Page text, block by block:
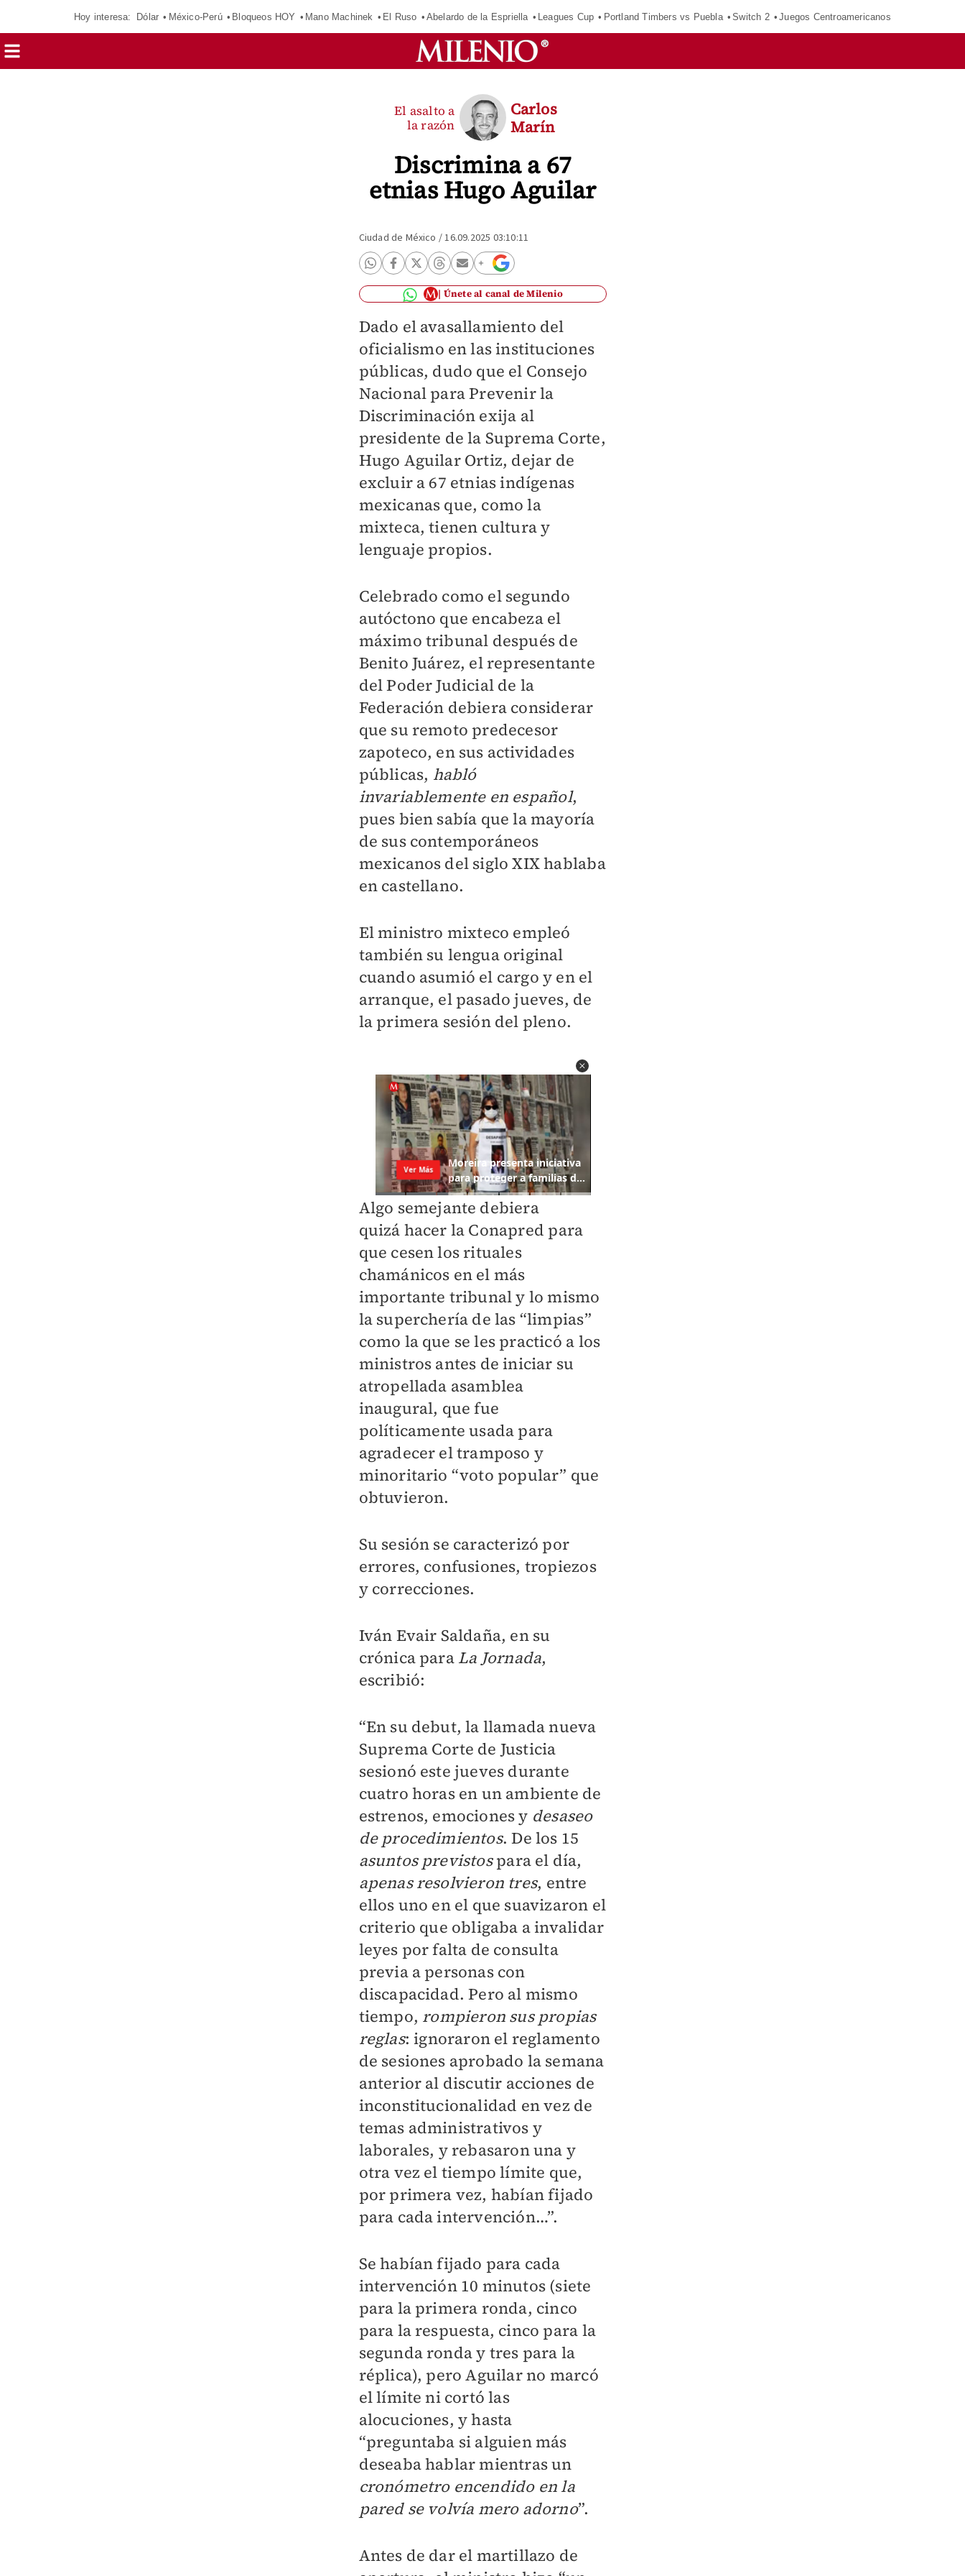
Hoy interesa: Dólar México-Perú Bloqueos HOY Mano Machinek El Ruso Abelardo de la Espriella Leagues Cup Portland Timbers vs Puebla Switch 2 Juegos Centroamericanos
Discrimina a 67
etnias Hugo Aguilar
El asalto a
la razón
Carlos
Marín
Ciudad de México /16.09.2025 03:10:11
Únete al canal de Milenio
Dado el avasallamiento del
oficialismo en las instituciones
públicas, dudo que el Consejo
Nacional para Prevenir la
Discriminación exija al
presidente de la Suprema Corte,
Hugo Aguilar Ortiz, dejar de
excluir a 67 etnias indígenas
mexicanas que, como la
mixteca, tienen cultura y
lenguaje propios.
Celebrado como el segundo
autóctono que encabeza el
máximo tribunal después de
Benito Juárez, el representante
del Poder Judicial de la
Federación debiera considerar
que su remoto predecesor
zapoteco, en sus actividades
públicas, habló
invariablemente en español,
pues bien sabía que la mayoría
de sus contemporáneos
mexicanos del siglo XIX hablaba
en castellano.
El ministro mixteco empleó
también su lengua original
cuando asumió el cargo y en el
arranque, el pasado jueves, de
la primera sesión del pleno.
Algo semejante debiera
quizá hacer la Conapred para
que cesen los rituales
chamánicos en el más
importante tribunal y lo mismo
la superchería de las “limpias”
como la que se les practicó a los
ministros antes de iniciar su
atropellada asamblea
inaugural, que fue
políticamente usada para
agradecer el tramposo y
minoritario “voto popular” que
obtuvieron.
Su sesión se caracterizó por
errores, confusiones, tropiezos
y correcciones.
Iván Evair Saldaña, en su
crónica para La Jornada,
escribió:
“En su debut, la llamada nueva
Suprema Corte de Justicia
sesionó este jueves durante
cuatro horas en un ambiente de
estrenos, emociones y desaseo
de procedimientos. De los 15
asuntos previstospara el día,
apenas resolvieron tres, entre
ellos uno en el que suavizaron el
criterio que obligaba a invalidar
leyes por falta de consulta
previa a personas con
discapacidad. Pero al mismo
tiempo, rompieron sus propias
reglas: ignoraron el reglamento
de sesiones aprobado la semana
anterior al discutir acciones de
inconstitucionalidad en vez de
temas administrativos y
laborales, y rebasaron una y
otra vez el tiempo límite que,
por primera vez, habían fijado
para cada intervención…”.
Se habían fijado para cada
intervención 10 minutos (siete
para la primera ronda, cinco
para la respuesta, cinco para la
segunda ronda y tres para la
réplica), pero Aguilar no marcó
el límite ni cortó las
alocuciones, y hasta
“preguntaba si alguien más
deseaba hablar mientras un
cronómetro encendido en la
pared se volvía mero adorno”.
Antes de dar el martillazo de